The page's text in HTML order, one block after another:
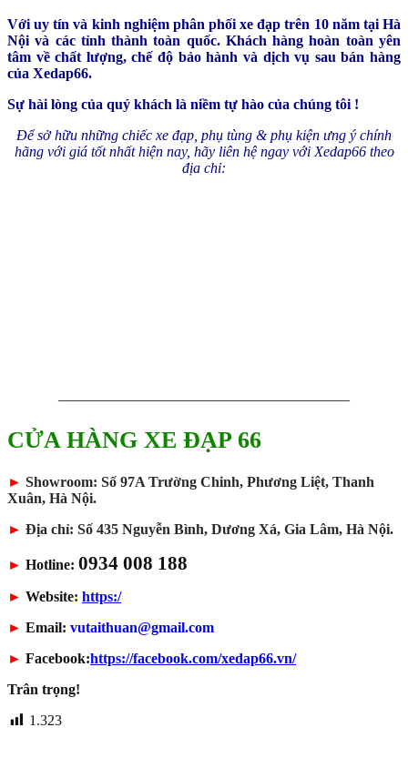
Với uy tín và kinh nghiệm phân phối xe đạp trên 10 năm tại Hà
Nội và các tỉnh thành toàn quốc. Khách hàng hoàn toàn yên
tâm về chất lượng, chế độ bảo hành và dịch vụ sau bán hàng
của Xedap66.
Sự hài lòng của quý khách là niềm tự hào của chúng tôi !
Để sở hữu những chiếc xe đạp, phụ tùng & phụ kiện ưng ý chính
hãng với giá tốt nhất hiện nay, hãy liên hệ ngay với Xedap66 theo
địa chỉ:
————————————————————
CỬA HÀNG XE ĐẠP 66
► Showroom: Số 97A Trường Chinh, Phương Liệt, Thanh
Xuân, Hà Nội.
► Địa chỉ: Số 435 Nguyễn Bình, Dương Xá, Gia Lâm, Hà Nội.
► Hotline: 0934 008 188
► Website: https:/
► Email: vutaithuan@gmail.com
► Facebook:https://facebook.com/xedap66.vn/
Trân trọng!
1.323